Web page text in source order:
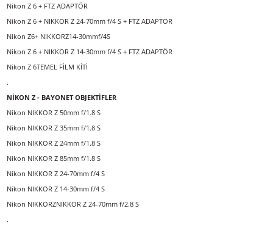
Nikon Z 7 + NIKKOR Z 24-70mm f/4 S + FTZ ADAPTÖR
Nikon Z6+ NIKKORZ24-70mmf/4S
Nikon Z 6 + FTZ ADAPTÖR
Nikon Z 6 + NIKKOR Z 24-70mm f/4 S + FTZ ADAPTÖR
Nikon Z6+ NIKKORZ14-30mmf/4S
Nikon Z 6 + NIKKOR Z 14-30mm f/4 S + FTZ ADAPTÖR